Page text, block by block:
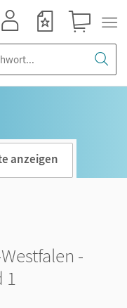
anzeigen
-
1